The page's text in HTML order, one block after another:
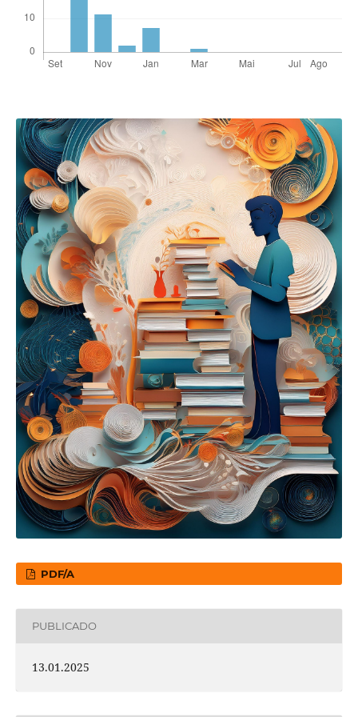
PDF/A
PUBLICADO
13.01.2025